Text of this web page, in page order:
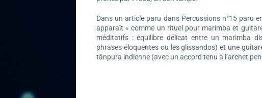
Dans un article paru dans Percussions n°15 paru
apparaît « comme un rituel pour marimba et
méditatifs : équilibre délicat entre un marimba
phrases éloquentes ou les glissandos) et une
tânpura indienne (avec un accord tenu à l’archet